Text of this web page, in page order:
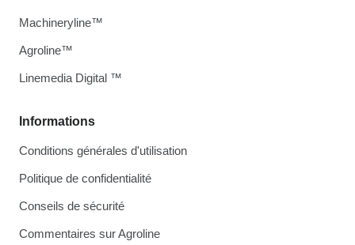
Informations
Conditions générales d'utilisation
Politique de confidentialité
Conseils de sécurité
Commentaires sur Agroline
Machineryline™
Agroline™
Linemedia Digital ™